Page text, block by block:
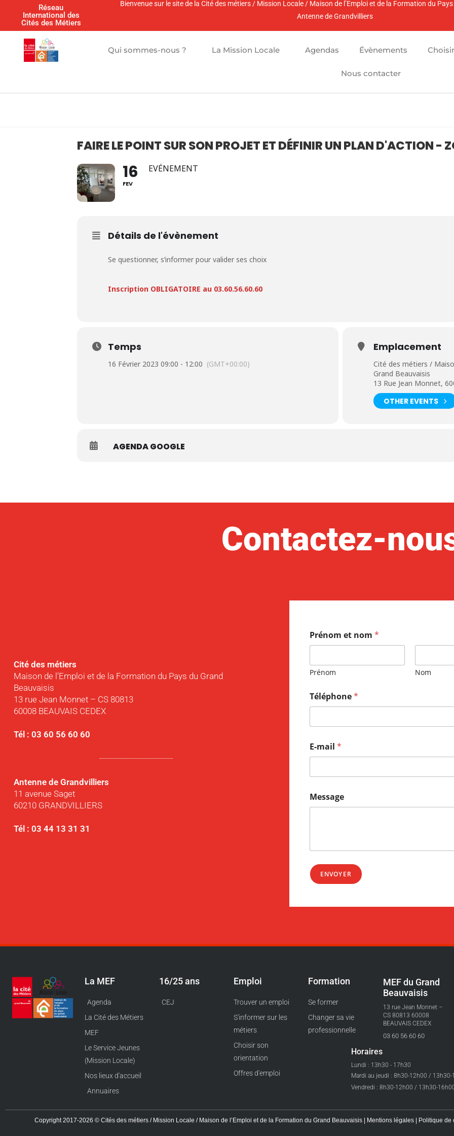
Réseau
International des
Cités des Métiers
Bienvenue sur le site de la Cité des métiers / Mission Locale / Maison de l’Emploi et de la Formation du
Antenne de Grandvilliers
Qui sommes-nous ? La Mission Locale Agendas Évènements
Nous contacter
FAIRE LE POINT SUR SON PROJET ET DÉFINIR UN PLAN D'ACTION -
16
FEV
EVÉNEMENT
Détails de l'évènement
Se questionner, s’informer pour valider ses choix
Inscription OBLIGATOIRE au 03.60.56.60.60
Temps
16 Février 2023 09:00 - 12:00 (GMT+00:00)
Emplacement
Cité des métiers /
Grand Beauvaisis
13 Rue Jean Monnet,
OTHER EVENTS
AGENDA GOOGLE
Contactez-
Cité des métiers
Maison de l’Emploi et de la Formation du Pays du Grand
Beauvaisis
13 rue Jean Monnet – CS 80813
60008 BEAUVAIS CEDEX
Tél : 03 60 56 60 60
Antenne de Grandvilliers
11 avenue Saget
60210 GRANDVILLIERS
Tél : 03 44 13 31 31
Prénom et nom *
Prénom Nom
Téléphone*
E-mail *
Message
ENVOYER
La MEF
Agenda
La Cité des Métiers
MEF
Le Service Jeunes
(Mission Locale)
Nos lieux d'accueil
Annuaires
16/25 ans
CEJ
Emploi
Trouver un emploi
S'informer sur les
métiers
Choisir son
orientation
Offres d'emploi
Formation
Se former
Changer sa vie
professionnelle
MEF du Grand
Beauvaisis
13 rue Jean Monnet –
CS 80813 60008
BEAUVAIS CEDEX
03 60 56 60 60
Horaires
Lundi : 13h30 - 17h30
Mardi au jeudi : 8h30-12h00 / 13h30-
Vendredi : 8h30-12h00 / 13h30-
Copyright 2017-2026 © Cités des métiers / Mission Locale / Maison de l’Emploi et de la Formation du Grand Beauvaisis | Mentions légales | Politique de